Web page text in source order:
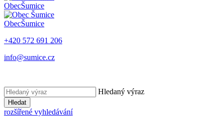
ObecŠumice
ObecŠumice
+420 572 691 206
info@sumice.cz
Hledaný výraz
Hledat
rozšířené vyhledávání